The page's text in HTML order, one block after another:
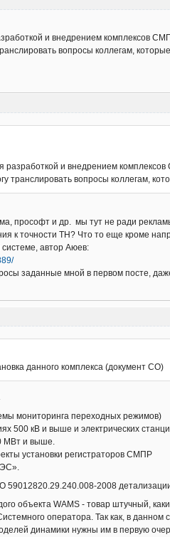
и внедрением комплексов
вопросы коллегам,
разработкой и внедрением
транслировать вопросы коллегам,
прософт и др. мы тут не ради
к точности ТН? Что то еще кроме
автор Аюев:
заданные мной в первом посте,
данного комплекса (документ СО)
мониторинга переходных режимов)
500 кВ и выше и электрических
МВт и выше.
установки регистраторов СМПР
59012820.29.240.008-2008
объекта WAMS - товар штучный,
оператора. Так как, в данном
динамики нужны им в первую